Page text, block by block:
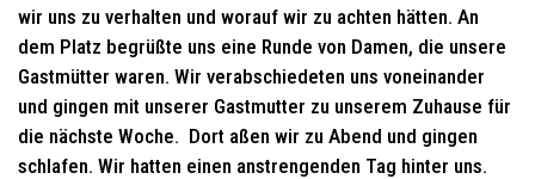
wir uns zu verhalten und worauf wir zu achten hätten. An
dem Platz begrüßte uns eine Runde von Damen, die unsere
Gastmütter waren. Wir verabschiedeten uns voneinander
und gingen mit unserer Gastmutter zu unserem Zuhause für
die nächste Woche. Dort aßen wir zu Abend und gingen
schlafen. Wir hatten einen anstrengenden Tag hinter uns.